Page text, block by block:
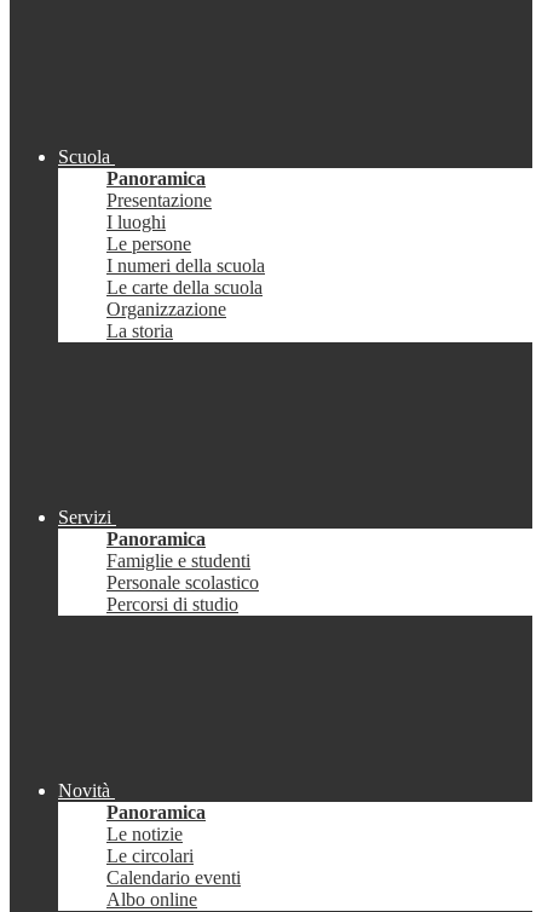
Scuola
Panoramica
Presentazione
I luoghi
Le persone
I numeri della scuola
Le carte della scuola
Organizzazione
La storia
Servizi
Panoramica
Famiglie e studenti
Personale scolastico
Percorsi di studio
Novità
Panoramica
Le notizie
Le circolari
Calendario eventi
Albo online